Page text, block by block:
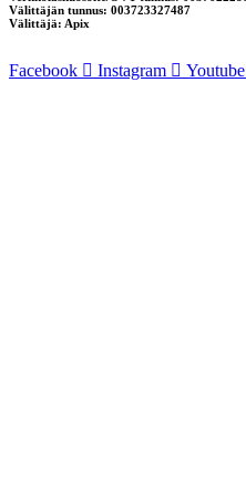
Välittäjän tunnus: 003723327487
Välittäjä: Apix
Facebook Instagram Youtube